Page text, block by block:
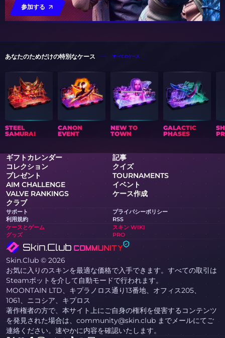
参加する
あなたのためだけの特別なケース すべてのケース
STEEL
SAMURAI
CANON
EVENT
NEW TO
TOWN
GALACTIC
PHASES
ギフトカレンダー
記事
コレクション
クイズ
プレゼント
TOURNAMENTS
AIM CHALLENGE
イベント
VALVE RANKINGS
ケース作成
クラブ
サポート
プライバシーポリシー
利用規約
RSS
ケースとゲーム
スキン WIKI
グッズ
PRO
Skin.Club © 2026
お気に入りのスキンを最適な価格で入手できます。すべての取引は
Steamボットを介して自動モードで行われます。
MOONTAIN LTD、キプラノロス通り13番地、オフィス205、
1061、ニコシア、キプロス
著作権者の方で、本サイト上にご自身の権利を侵害するコンテンツ
を発見された場合は、community@skin.club までメールにてご
連絡ください。速やかに内容を確認いたします。